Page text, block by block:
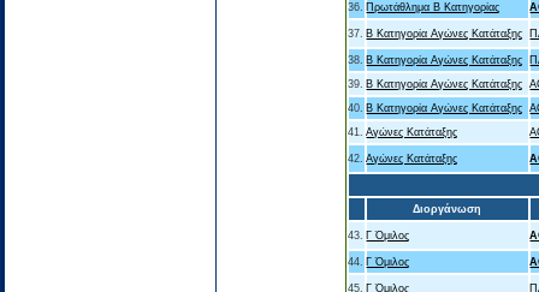
36. Πρωτάθλημα Β Κατηγορίας
37. B Κατηγορία Αγώνες Κατάταξης
38. B Κατηγορία Αγώνες Κατάταξης
39. B Κατηγορία Αγώνες Κατάταξης
40. B Κατηγορία Αγώνες Κατάταξης
41. Αγώνες Κατάταξης
42. Αγώνες Κατάταξης
Διοργάνωση
43. Γ Όμιλος
44. Γ Όμιλος
45. Γ Όμιλος